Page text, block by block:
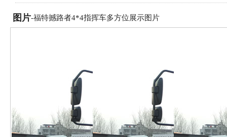
图片-福特撼路者4*4指挥车多方位展示图片